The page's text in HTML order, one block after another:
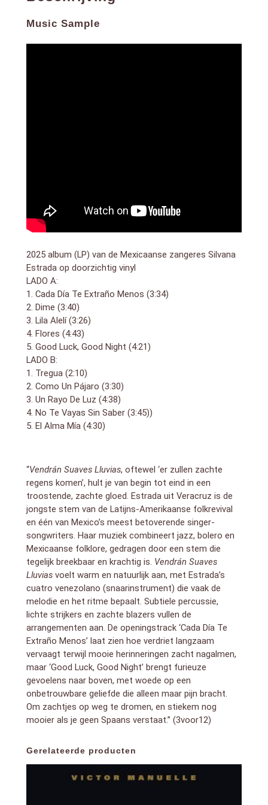
songwriters. Haar muziek combineert jazz, bolero en
tegelijk breekbaar en krachtig is.
Music Sample
2025 album (LP) van de Mexicaanse zangeres Silvana
Estrada op doorzichtig vinyl
LADO A:
1. Cada Día Te Extraño Menos (3:34)
2. Dime (3:40)
3. Lila Alelí (3:26)
4. Flores (4:43)
5. Good Luck, Good Night (4:21)
LADO B:
1. Tregua (2:10)
2. Como Un Pájaro (3:30)
3. Un Rayo De Luz (4:38)
4. No Te Vayas Sin Saber (3:45))
5. El Alma Mía (4:30)
“Vendrán Suaves Lluvias, oftewel ‘er zullen zachte
regens komen’, hult je van begin tot eind in een
troostende, zachte gloed. Estrada uit Veracruz is de
jongste stem van de Latijns-Amerikaanse folkrevival
en één van Mexico’s meest betoverende singer-
songwriters. Haar muziek combineert jazz, bolero en
Mexicaanse folklore, gedragen door een stem die
tegelijk breekbaar en krachtig is. Vendrán Suaves
Lluvias voelt warm en natuurlijk aan, met Estrada’s
cuatro venezolano (snaarinstrument) die vaak de
melodie en het ritme bepaalt. Subtiele percussie,
lichte strijkers en zachte blazers vullen de
arrangementen aan. De openingstrack ‘Cada Día Te
Extraño Menos’ laat zien hoe verdriet langzaam
vervaagt terwijl mooie herinneringen zacht nagalmen,
maar ‘Good Luck, Good Night’ brengt furieuze
gevoelens naar boven, met woede op een
onbetrouwbare geliefde die alleen maar pijn bracht.
Om zachtjes op weg te dromen, en stiekem nog
mooier als je geen Spaans verstaat.” (3voor12)
Gerelateerde producten